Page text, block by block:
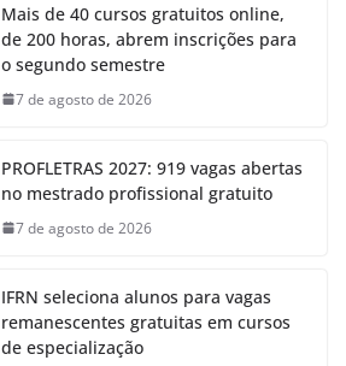
Mais de 40 cursos gratuitos online,
de 200 horas, abrem inscrições para
o segundo semestre
7 de agosto de 2026
PROFLETRAS 2027: 919 vagas abertas
no mestrado profissional gratuito
7 de agosto de 2026
IFRN seleciona alunos para vagas
remanescentes gratuitas em cursos
de especialização